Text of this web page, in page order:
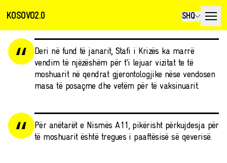
KOSOVO2.0 SHQ
Deri në fund të janarit, Stafi i Krizës ka marrë
vendim të njëzëshëm për t’i lejuar vizitat te të
moshuarit në qendrat gjerontologjike nëse vendosen
masa të posaçme dhe vetëm për të vaksinuarit.
Për anëtarët e Nismës A11, pikërisht përkujdesja për
të moshuarit është tregues i paaftësisë së qeverisë.